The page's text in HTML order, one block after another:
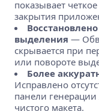
показывает
закрытия
выделения —
скрывается при
или повороте
Более
Исправлено
панели
чистого макета.